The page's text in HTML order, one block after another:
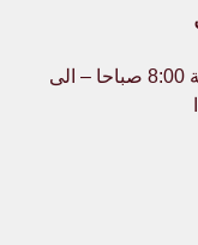
من السبت – الى الخميس : من الساعة 8:00 صباحا – الى